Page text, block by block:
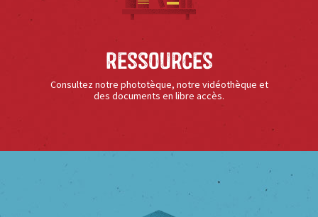
Ressources
Consultez notre phototèque, notre vidéothèque et
des documents en libre accès.